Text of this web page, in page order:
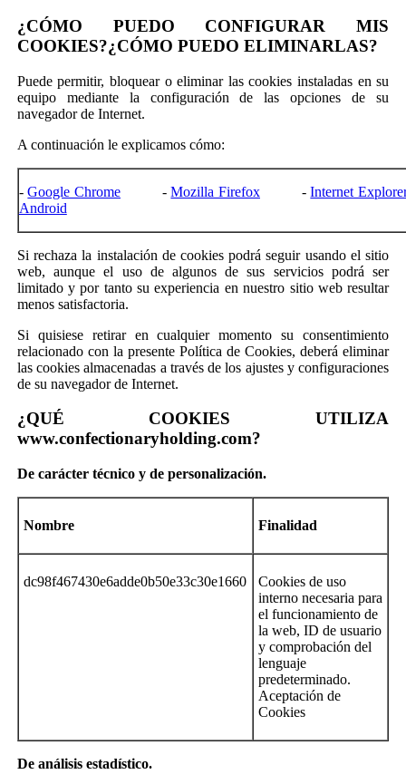
¿CÓMO PUEDO CONFIGURAR MIS
COOKIES?¿CÓMO PUEDO ELIMINARLAS?
Puede permitir, bloquear o eliminar las cookies instaladas en su
equipo mediante la configuración de las opciones de su
navegador de Internet.
A continuación le explicamos cómo:
-Google Chrome-Mozilla Firefox-Internet
Android
Si rechaza la instalación de cookies podrá seguir usando el sitio
web, aunque el uso de algunos de sus servicios podrá ser
limitado y por tanto su experiencia en nuestro sitio web resultar
menos satisfactoria.
Si quisiese retirar en cualquier momento su consentimiento
relacionado con la presente Política de Cookies, deberá eliminar
las cookies almacenadas a través de los ajustes y configuraciones
de su navegador de Internet.
¿QUÉ COOKIES UTILIZA
www.confectionaryholding.com?
De carácter técnico y de personalización.
Nombre Finalidad
dc98f467430e6adde0b50e33c30e1660
Cookies de uso
interno necesaria para
el funcionamiento de
la web, ID de usuario
y comprobación del
lenguaje
predeterminado.
Aceptación de
Cookies
De análisis estadístico.